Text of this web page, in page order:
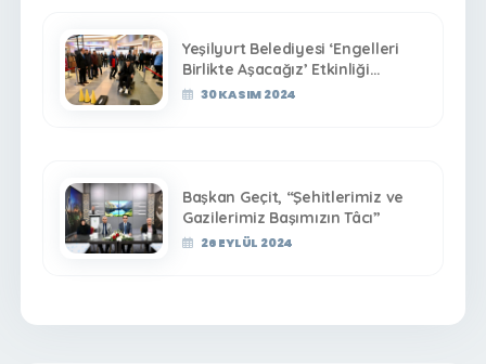
Yeşilyurt Belediyesi ‘Engelleri
Birlikte Aşacağız’ Etkinliği
Düzenledi
30 KASIM 2024
Başkan Geçit, “Şehitlerimiz ve
Gazilerimiz Başımızın Tâcı”
26 EYLÜL 2024